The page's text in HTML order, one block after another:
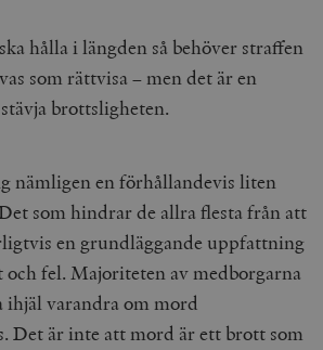
hålla i längden så behöver straffen
som rättvisa – men det är en
brottsligheten.
nämligen en förhållandevis liten
som hindrar de allra flesta från att
en grundläggande uppfattning
och fel. Majoriteten av medborgarna
ihjäl varandra om mord
Det är inte att mord är ett brott som